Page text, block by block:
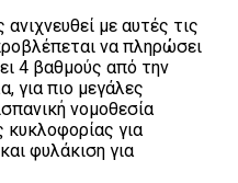
με αυτές τις
να πληρώσει
4 βαθμούς από την
για πιο μεγάλες
νομοθεσία
κυκλοφορίας για
φυλάκιση για